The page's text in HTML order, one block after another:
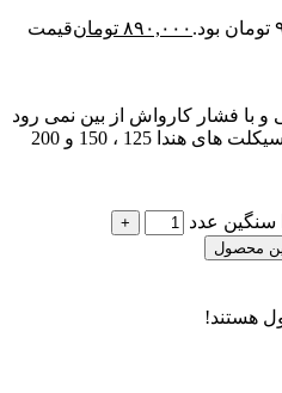
۸۹۰,۰۰۰ تومانقیمت
و با فشار کارواش از بین نمی رود
125 ، 150 و 200
سنگین عدد
محصول
هستند!